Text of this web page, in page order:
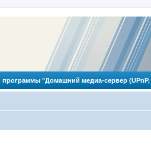
программы "Домашний медиа-сервер (UPnP,